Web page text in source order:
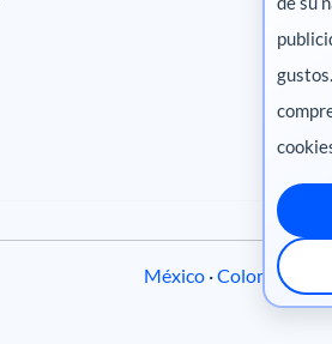
México ·Colombia